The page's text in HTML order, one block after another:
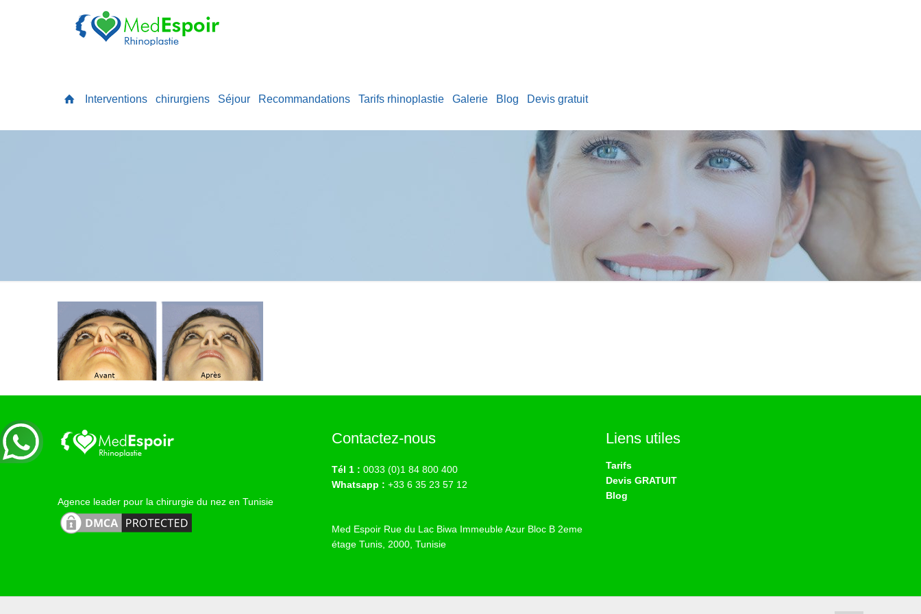
Interventions chirurgiens Séjour Recommandations Tarifs rhinoplastie Galerie Blog Devis gratuit
Agence leader pour la chirurgie du nez en Tunisie
Contactez-nous
Tél 1 : 0033 (0)1 84 800 400
Whatsapp : +33 6 35 23 57 12
Med Espoir Rue du Lac Biwa Immeuble Azur Bloc B 2eme
étage Tunis, 2000, Tunisie
Liens utiles
Tarifs
Devis GRATUIT
Blog